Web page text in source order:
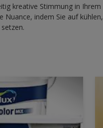
kreative Stimmung in Ihrem
Nuance, indem Sie auf kühlen,